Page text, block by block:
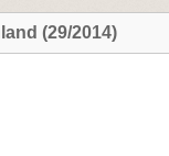
(29/2014)